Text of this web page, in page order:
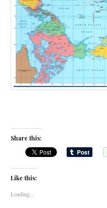
Share this:
Like this:
Loading...